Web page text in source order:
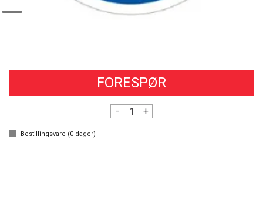
FORESPØR
- +
Bestillingsvare (0 dager)